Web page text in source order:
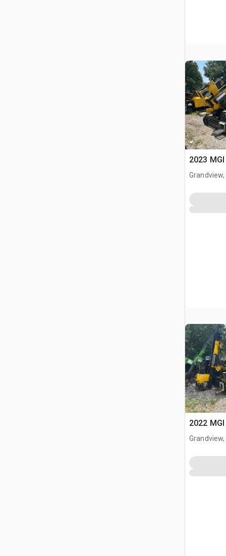
2023
Grandview,
2022
Grandview,